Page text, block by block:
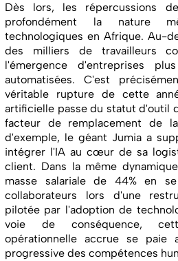
Dès lors, les répercussions
profondément la nature
technologiques en Afrique. Au-
des milliers de travailleurs
l'émergence d'entreprises
automatisées. C'est
véritable rupture de cette
artificielle passe du statut d'outil
facteur de remplacement de
d'exemple, le géant Jumia a
intégrer l'IA au cœur de sa
client. Dans la même
masse salariale de 44% en
collaborateurs lors d'une
pilotée par l'adoption de
voie de conséquence,
opérationnelle accrue se paie
progressive des compétences